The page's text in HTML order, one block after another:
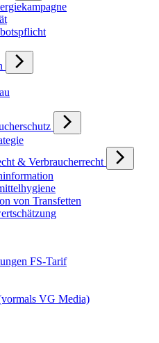
& Verbraucherrecht
von Transfetten
FS-Tarif
VG Media)